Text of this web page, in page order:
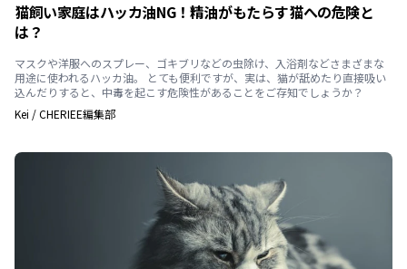
猫飼い家庭はハッカ油NG！精油がもたらす猫への危険と
は？
マスクや洋服へのスプレー、ゴキブリなどの虫除け、入浴剤などさまざまな
用途に使われるハッカ油。 とても便利ですが、実は、猫が舐めたり直接吸い
込んだりすると、中毒を起こす危険性があることをご存知でしょうか？
Kei /CHERIEE編集部